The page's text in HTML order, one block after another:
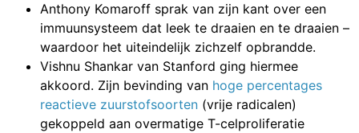
Anthony Komaroff sprak van zijn kant over een
immuunsysteem dat leek te draaien en te draaien –
waardoor het uiteindelijk zichzelf opbrandde.
Vishnu Shankar van Stanford ging hiermee
akkoord. Zijn bevinding van hoge percentages
reactieve zuurstofsoorten (vrije radicalen)
gekoppeld aan overmatige T-celproliferatie